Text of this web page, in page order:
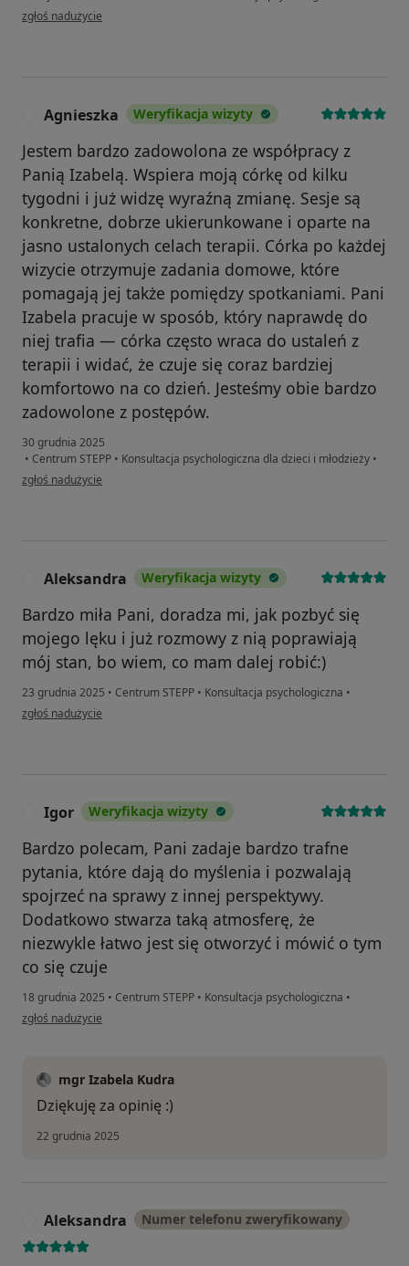
w opinii użytkownika Jakub
zgłoś nadużycie
Agnieszka Weryfikacja wizyty
Jestem bardzo zadowolona ze współpracy z
Panią Izabelą. Wspiera moją córkę od kilku
tygodni i już widzę wyraźną zmianę. Sesje są
konkretne, dobrze ukierunkowane i oparte na
jasno ustalonych celach terapii. Córka po każdej
wizycie otrzymuje zadania domowe, które
pomagają jej także pomiędzy spotkaniami. Pani
Izabela pracuje w sposób, który naprawdę do
niej trafia — córka często wraca do ustaleń z
terapii i widać, że czuje się coraz bardziej
komfortowo na co dzień. Jesteśmy obie bardzo
zadowolone z postępów.
30 grudnia 2025
• Centrum STEPP • Konsultacja psychologiczna dla dzieci i młodzieży •
w opinii użytkownika Agnieszka
zgłoś nadużycie
Aleksandra Weryfikacja wizyty
Bardzo miła Pani, doradza mi, jak pozbyć się
mojego lęku i już rozmowy z nią poprawiają
mój stan, bo wiem, co mam dalej robić:)
23 grudnia 2025 • Centrum STEPP • Konsultacja psychologiczna •
w opinii użytkownika Aleksandra
zgłoś nadużycie
Igor Weryfikacja wizyty
Bardzo polecam, Pani zadaje bardzo trafne
pytania, które dają do myślenia i pozwalają
spojrzeć na sprawy z innej perspektywy.
Dodatkowo stwarza taką atmosferę, że
niezwykle łatwo jest się otworzyć i mówić o tym
co się czuje
18 grudnia 2025 • Centrum STEPP • Konsultacja psychologiczna •
w opinii użytkownika Igor
zgłoś nadużycie
mgr Izabela Kudra
Dziękuję za opinię :)
22 grudnia 2025
Aleksandra Numer telefonu zweryfikowany